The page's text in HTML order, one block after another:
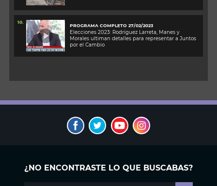
10.
PROGRAMA COMPLETO 27/02/2023
Elecciones 2023: Rodríguez Larreta, Manes y
Morales ultiman detalles para representar a Juntos
por el Cambio
¿NO ENCONTRASTE LO QUE BUSCABAS?